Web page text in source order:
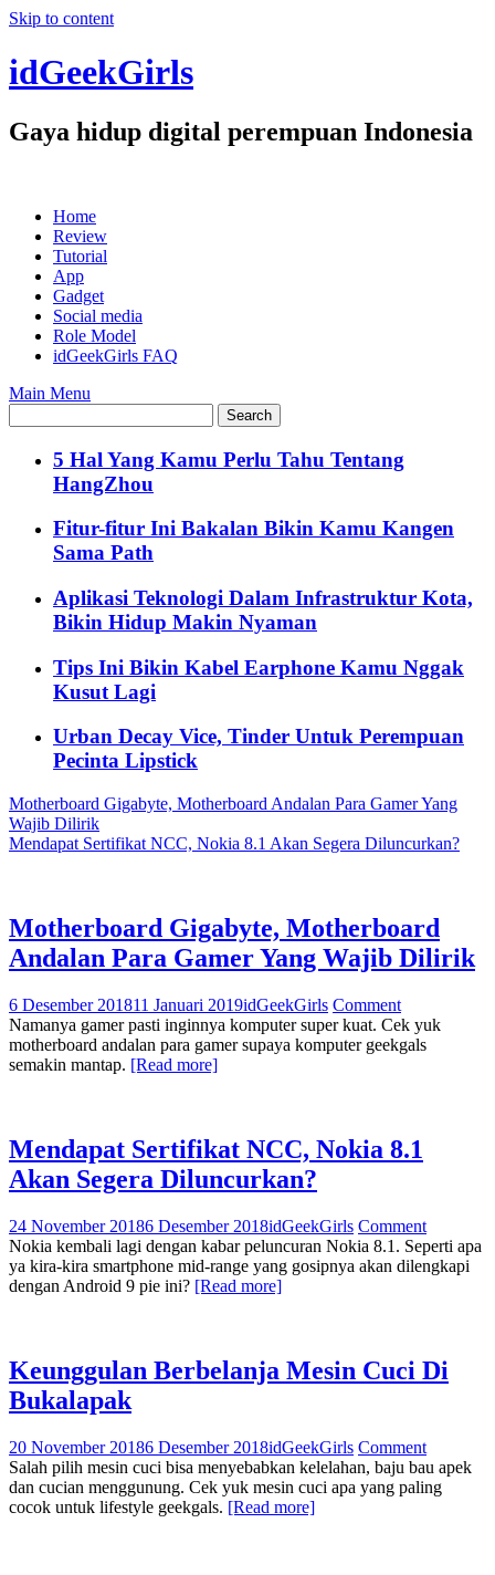
Skip to content
idGeekGirls
Gaya hidup digital perempuan Indonesia
Home
Review
Tutorial
App
Gadget
Social media
Role Model
idGeekGirls FAQ
Main Menu
5 Hal Yang Kamu Perlu Tahu Tentang
HangZhou
Fitur-fitur Ini Bakalan Bikin Kamu Kangen
Sama Path
Aplikasi Teknologi Dalam Infrastruktur Kota,
Bikin Hidup Makin Nyaman
Tips Ini Bikin Kabel Earphone Kamu Nggak
Kusut Lagi
Urban Decay Vice, Tinder Untuk Perempuan
Pecinta Lipstick
Motherboard Gigabyte, Motherboard Andalan Para Gamer Yang
Wajib Dilirik
Mendapat Sertifikat NCC, Nokia 8.1 Akan Segera Diluncurkan?
Motherboard Gigabyte, Motherboard
Andalan Para Gamer Yang Wajib Dilirik
6 Desember 201811 Januari 2019idGeekGirls Comment
Namanya gamer pasti inginnya komputer super kuat. Cek yuk
motherboard andalan para gamer supaya komputer geekgals
semakin mantap. [Read more]
Mendapat Sertifikat NCC, Nokia 8.1
Akan Segera Diluncurkan?
24 November 20186 Desember 2018idGeekGirls Comment
Nokia kembali lagi dengan kabar peluncuran Nokia 8.1. Seperti apa
ya kira-kira smartphone mid-range yang gosipnya akan dilengkapi
dengan Android 9 pie ini? [Read more]
Keunggulan Berbelanja Mesin Cuci Di
Bukalapak
20 November 20186 Desember 2018idGeekGirls Comment
Salah pilih mesin cuci bisa menyebabkan kelelahan, baju bau apek
dan cucian menggunung. Cek yuk mesin cuci apa yang paling
cocok untuk lifestyle geekgals. [Read more]